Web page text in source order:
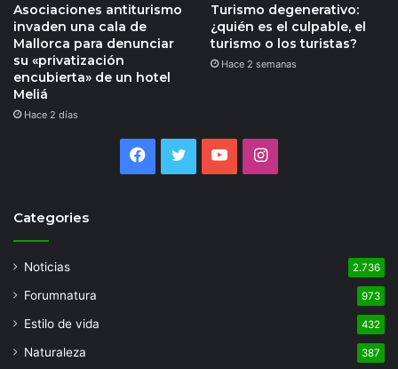
Asociaciones antiturismo
invaden una cala de
Mallorca para denunciar
su «privatización
encubierta» de un hotel
Meliá
Hace 2 días
Turismo degenerativo:
¿quién es el culpable, el
turismo o los turistas?
Hace 2 semanas
Facebook
TwitterYouTubeInstagram
Categories
Noticias 2.736
Forumnatura 973
Estilo de vida 432
Naturaleza 387